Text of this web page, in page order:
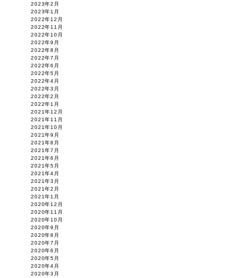
2023年2月
2023年1月
2022年12月
2022年11月
2022年10月
2022年9月
2022年8月
2022年7月
2022年6月
2022年5月
2022年4月
2022年3月
2022年2月
2022年1月
2021年12月
2021年11月
2021年10月
2021年9月
2021年8月
2021年7月
2021年6月
2021年5月
2021年4月
2021年3月
2021年2月
2021年1月
2020年12月
2020年11月
2020年10月
2020年9月
2020年8月
2020年7月
2020年6月
2020年5月
2020年4月
2020年3月